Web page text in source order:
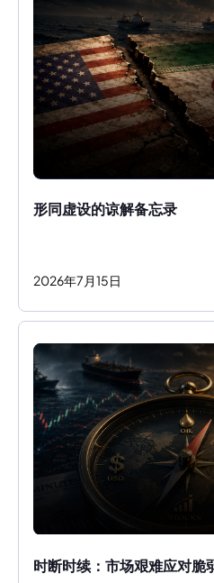
形同虚设的谅解备忘录
2026年7 月15日
时断时续：市场艰难应对脆